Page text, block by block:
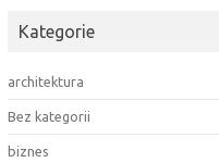
Kategorie
architektura
Bez kategorii
biznes